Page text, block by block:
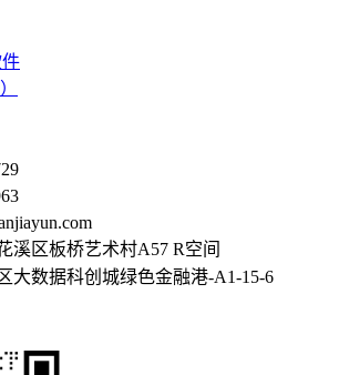
溪区板桥艺术村A57 R空间
大数据科创城绿色金融港-A1-15-6